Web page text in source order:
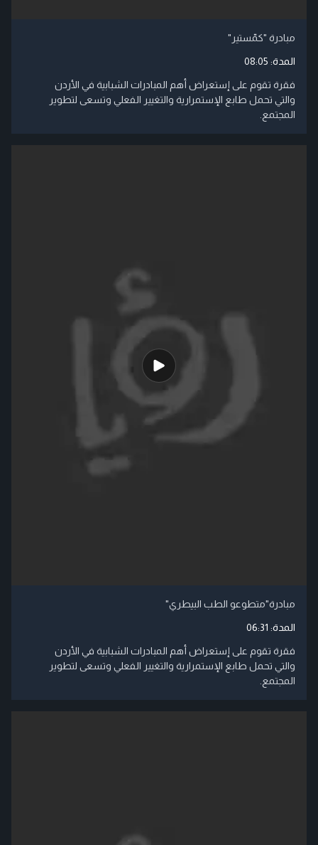
مبادرة "كمّستير"
المدة: 08:05
فقرة تقوم على إستعراض أهم المبادرات الشبابية في الأردن
والتي تحمل طابع الإستمرارية والتغيير الفعلي وتسعى لتطوير
المجتمع.
مبادرة"متطوعو الطب البيطري"
المدة: 06:31
فقرة تقوم على إستعراض أهم المبادرات الشبابية في الأردن
والتي تحمل طابع الإستمرارية والتغيير الفعلي وتسعى لتطوير
المجتمع.